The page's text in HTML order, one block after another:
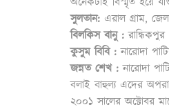
সুলতান: এরাল গ্রাম,
বিলকিস বানু :
কুসুম বিবি : নারোদা
জন্নত শেখ : নারোদা
বলাই বাহুল্য এদের
২০০১ সালের অক্টোবর